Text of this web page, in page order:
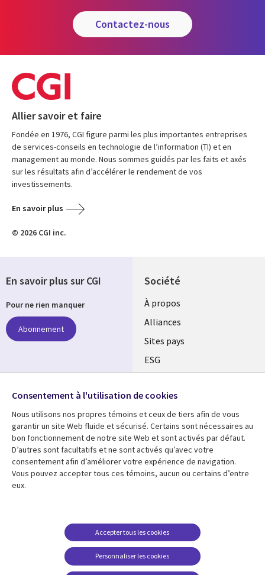
contactez-nous
Allier savoir et faire
Fondée en 1976, CGI figure parmi les plus importantes entreprises
de services-conseils en technologie de l’information (TI) et en
management au monde. Nous sommes guidés par les faits et axés
sur les résultats afin d’accélérer le rendement de vos
investissements.
En savoir plus
© 2026 CGI inc.
Société
À propos
Alliances
Sites pays
ESG
Fusions
Salle de presse
Ressources
Articles
Études de cas
Baladodiffusions
Support
Restrictions et
conditions juridiques
Carrières FAQ
En savoir plus sur CGI
Pour ne rien manquer
Abonnement
Suivez-nous
Social
Media
Global
FR
Consentement à l'utilisation de cookies
Nous utilisons nos propres témoins et ceux de tiers afin de vous
garantir un site Web fluide et sécurisé. Certains sont nécessaires au
bon fonctionnement de notre site Web et sont activés par défaut.
D’autres sont facultatifs et ne sont activés qu’avec votre
consentement afin d’améliorer votre expérience de navigation.
Vous pouvez accepter tous ces témoins, aucun ou certains d’entre
eux.
Personnaliser les cookies
Accepter tous les cookies